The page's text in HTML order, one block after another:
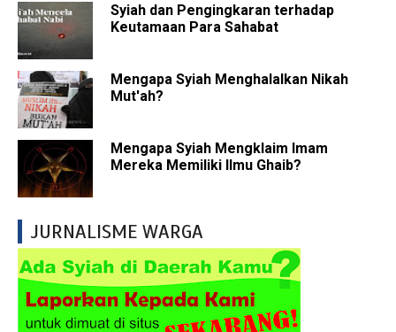
Syiah dan Pengingkaran terhadap
Keutamaan Para Sahabat
Mengapa Syiah Menghalalkan Nikah
Mut'ah?
Mengapa Syiah Mengklaim Imam
Mereka Memiliki Ilmu Ghaib?
JURNALISME WARGA